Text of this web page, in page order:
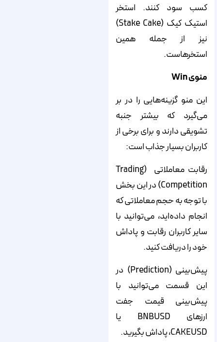
کسب سود کنند. استخر
استیک کیک (Stake Cake)
نیز از جمله همین
استخرهاست.
منویWin
این منو گزینه‌هایی را در بر
می‌گیرد که بیشتر جنبه
تشویقی دارند و برای برخی از
کاربران بسیار جذاب است:
رقابت معاملاتی (Trading
Competition) در این بخش
با توجه به حجم معاملاتی که
انجام داده‌اید، می‌توانید با
سایر کاربران رقابت و پاداش
خود را دریافت کنید.
پیش‌بینی (Prediction) در
این قسمت می‌توانید با
پیش‌بینی قیمت جفت
ارزهای BNBUSD یا
CAKEUSD، پاداش بگیرید.